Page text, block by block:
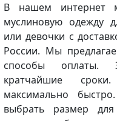
В нашем интернет
муслиновую одежду
или девочки с
России. Мы
способы оплаты.
кратчайшие сроки.
максимально
выбрать размер